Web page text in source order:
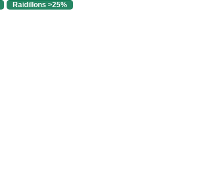
Raidillons >25%